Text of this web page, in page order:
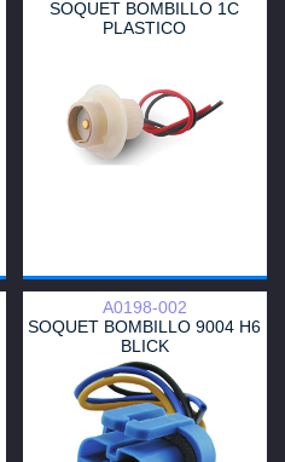
SOQUET BOMBILLO 1C
PLASTICO
A0198-002
SOQUET BOMBILLO 9004 H6
BLICK